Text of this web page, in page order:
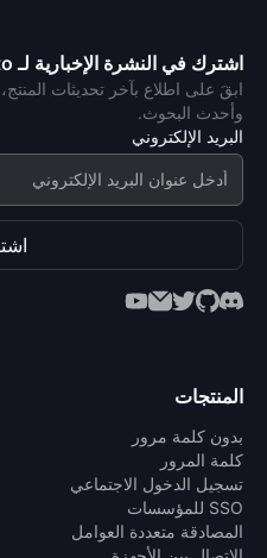
اشترك في النشرة الإخبارية لـ Logto
ابقَ على اطلاع بآخر تحديثات
وأحدث البحوث.
البريد الإلكتروني
المنتجات
بدون كلمة مرور
كلمة المرور
تسجيل الدخول الاجتماعي
SSO للمؤسسات
المصادقة متعددة العوامل